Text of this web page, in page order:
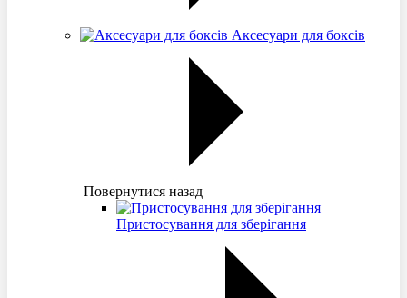
Аксесуари для боксів
Повернутися назад
Пристосування для зберігання